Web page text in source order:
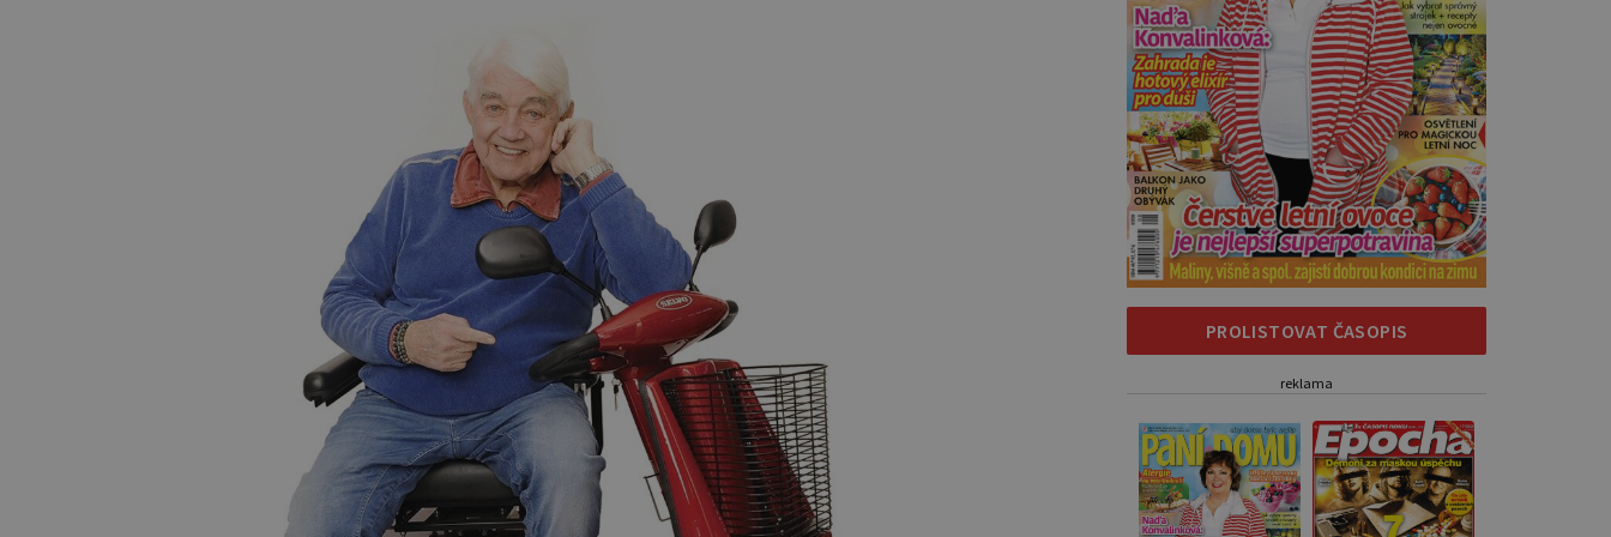
PROLISTOVAT ČASOPIS
reklama